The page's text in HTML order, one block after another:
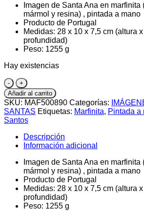
Imagen de Santa Ana en marfinita
mármol y resina) , pintada a mano
Producto de Portugal
Medidas: 28 x 10 x 7,5 cm (altura
profundidad)
Peso: 1255 g
Hay existencias
Santa
Ana
cantidad
Añadir al carrito
SKU: MAF500890 Categorías:
SANTAS Etiquetas: Marfinita, Pintada a
Santos
Descripción
Información adicional
Imagen de Santa Ana en marfinita
mármol y resina) , pintada a mano
Producto de Portugal
Medidas: 28 x 10 x 7,5 cm (altura
profundidad)
Peso: 1255 g